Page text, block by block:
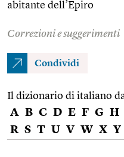
abitante dell’Epiro
Correzioni e suggerimenti
Condividi
Il dizionario di italiano
A B C D E F G H
R S T U V W X Y